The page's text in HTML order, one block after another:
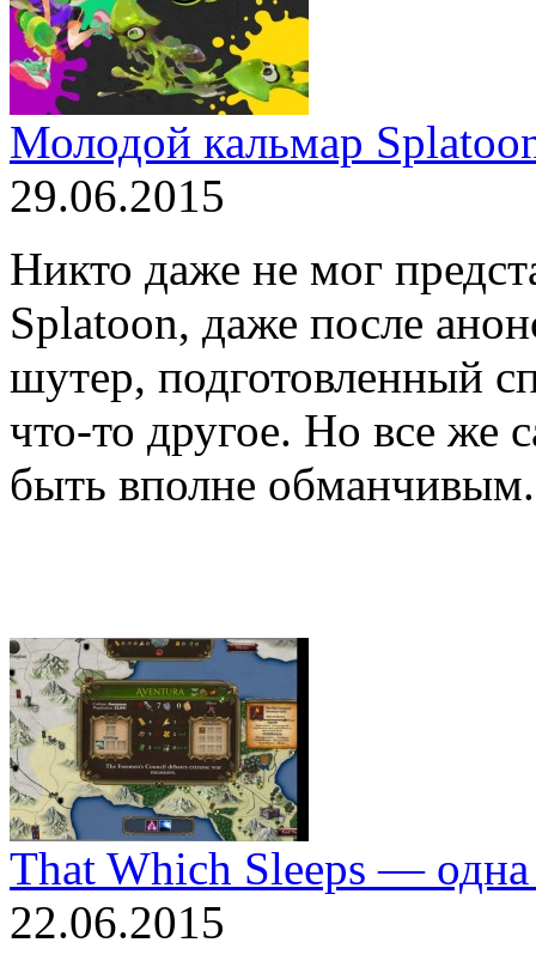
Молодой кальмар
29.06.2015
Никто даже не мог
Splatoon, даже после
шутер, подготовленный
что-то другое. Но все же
быть вполне
That Which Sleeps — одна
22.06.2015